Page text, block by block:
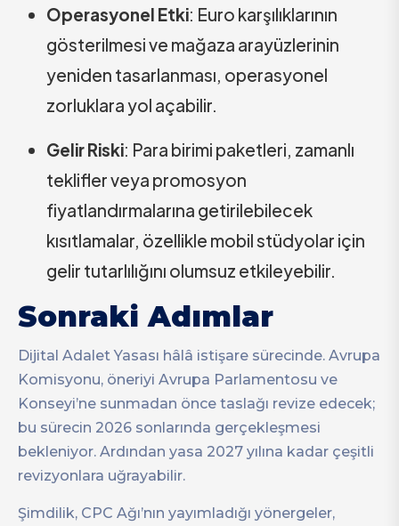
Operasyonel Etki: Euro karşılıklarının
gösterilmesi ve mağaza arayüzlerinin
yeniden tasarlanması, operasyonel
zorluklara yol açabilir.
Gelir Riski: Para birimi paketleri, zamanlı
teklifler veya promosyon
fiyatlandırmalarına getirilebilecek
kısıtlamalar, özellikle mobil stüdyolar için
gelir tutarlılığını olumsuz etkileyebilir.
Sonraki Adımlar
Dijital Adalet Yasası hâlâ istişare sürecinde. Avrupa
Komisyonu, öneriyi Avrupa Parlamentosu ve
Konseyi’ne sunmadan önce taslağı revize edecek;
bu sürecin 2026 sonlarında gerçekleşmesi
bekleniyor. Ardından yasa 2027 yılına kadar çeşitli
revizyonlara uğrayabilir.
Şimdilik, CPC Ağı’nın yayımladığı yönergeler,